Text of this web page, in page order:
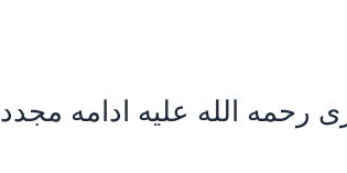
الله علیه ادامه مجدد